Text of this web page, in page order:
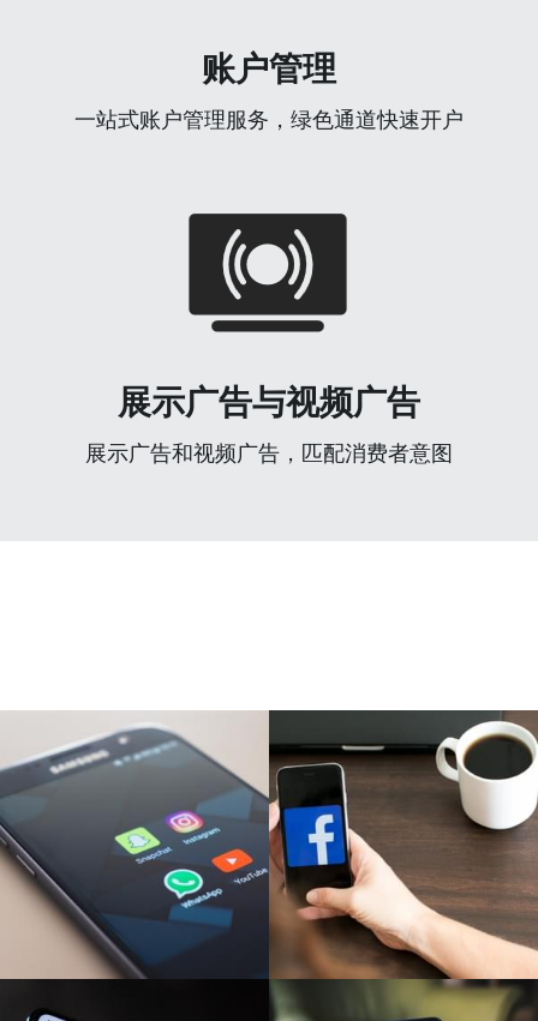
账户管理
一站式账户管理服务，绿色通道快速开户
展示广告与视频广告
展示广告和视频广告，匹配消费者意图